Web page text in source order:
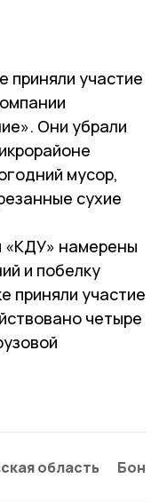
приняли участие
Они убрали
мусор,
сухие
«КДУ» намерены
и побелку
приняли участие
четыре
область